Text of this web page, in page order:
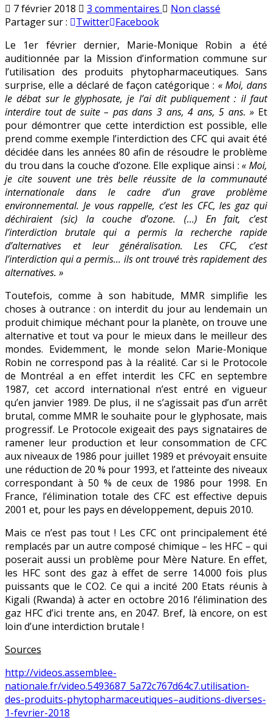
7 février 2018 3 commentaires sur
Robin
défend
«
l’interdiction
brutale
»
du
glyphosate
avec
un
exemple
foireux
Publié
Non classé
Partager sur :
Twitter Facebook
Le 1er février dernier, Marie-Monique Robin a été
auditionnée par la Mission d’information commune sur
l’utilisation des produits phytopharmaceutiques. Sans
surprise, elle a déclaré de façon catégorique : « Moi, dans
le débat sur le glyphosate, je l’ai dit publiquement : il faut
interdire tout de suite – pas dans 3 ans, 4 ans, 5 ans. » Et
pour démontrer que cette interdiction est possible, elle
prend comme exemple l’interdiction des CFC qui avait été
décidée dans les années 80 afin de résoudre le problème
du trou dans la couche d’ozone. Elle explique ainsi :« Moi,
je cite souvent une très belle réussite de la communauté
internationale dans le cadre d’un grave problème
environnemental. Je vous rappelle, c’est les CFC, les gaz qui
déchiraient (sic) la couche d’ozone. (…) En fait, c’est
l’interdiction brutale qui a permis la recherche rapide
d’alternatives et leur généralisation. Les CFC, c’est
l’interdiction qui a permis… ils ont trouvé très rapidement des
alternatives. »
Toutefois, comme à son habitude, MMR simplifie les
choses à outrance : on interdit du jour au lendemain un
produit chimique méchant pour la planète, on trouve une
alternative et tout va pour le mieux dans le meilleur des
mondes. Evidemment, le monde selon Marie-Monique
Robin ne correspond pas à la réalité. Car si le Protocole
de Montréal a en effet interdit les CFC en septembre
1987, cet accord international n’est entré en vigueur
qu’en janvier 1989. De plus, il ne s’agissait pas d’un arrêt
brutal, comme MMR le souhaite pour le glyphosate, mais
progressif. Le Protocole exigeait des pays signataires de
ramener leur production et leur consommation de CFC
aux niveaux de 1986 pour juillet 1989 et prévoyait ensuite
une réduction de 20 % pour 1993, et l’atteinte des niveaux
correspondant à 50 % de ceux de 1986 pour 1998. En
France, l’élimination totale des CFC est effective depuis
2001 et, pour les pays en développement, depuis 2010.
Mais ce n’est pas tout ! Les CFC ont principalement été
remplacés par un autre composé chimique – les HFC – qui
poserait aussi un problème pour Mère Nature. En effet,
les HFC sont des gaz à effet de serre 14.000 fois plus
puissants que le CO2. Ce qui a incité 200 Etats réunis à
Kigali (Rwanda) à acter en octobre 2016 l’élimination des
gaz HFC d’ici trente ans, en 2047. Bref, là encore, on est
loin d’une interdiction brutale !
Sources
http://videos.assemblee-
nationale.fr/video.5493687_5a72c767d64c7.utilisation-
des-produits-phytopharmaceutiques–auditions-diverses-
1-fevrier-2018